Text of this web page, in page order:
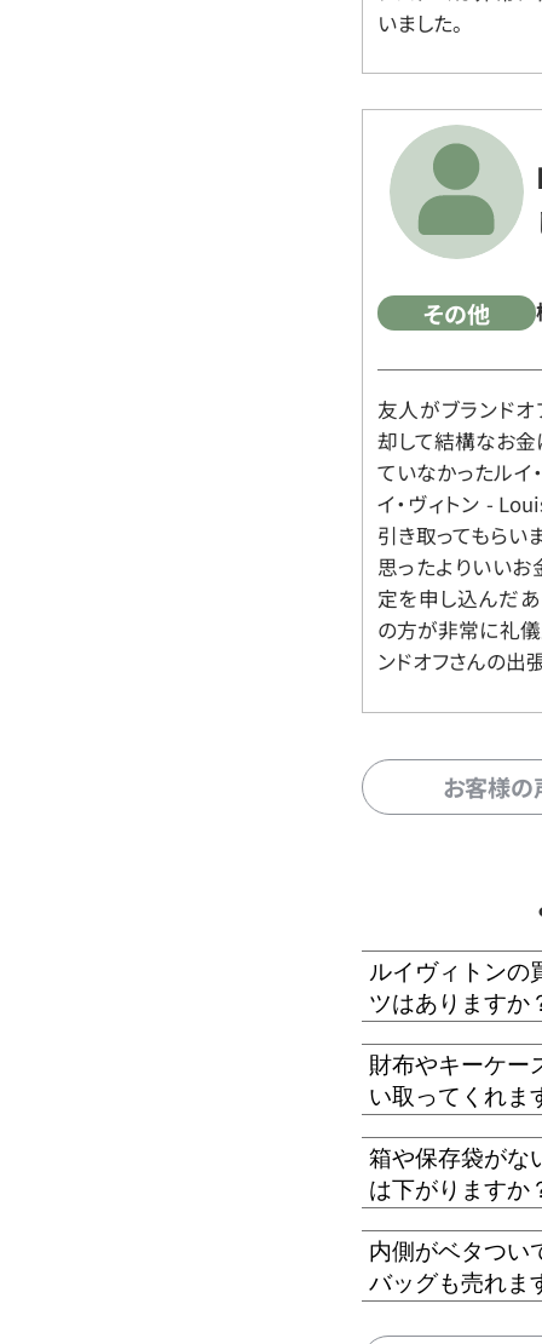
いました。
その他
友人がブランド
却して結構なお金
ていなかったルイ
イ・ヴィトン -
引き取ってもらい
思ったよりいいお
定を申し込んだ
の方が非常に礼儀
ンドオフさんの出
お客様
ルイヴィトンの
ツはありますか
財布やキーケー
い取ってくれま
箱や保存袋がな
は下がりますか
内側がベタつい
バッグも売れま